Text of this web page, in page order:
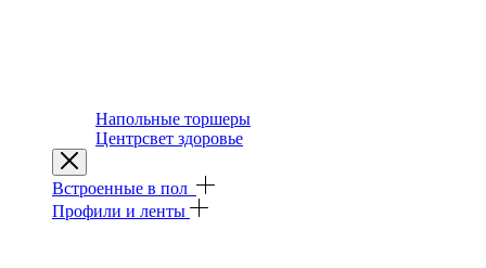
Напольные торшеры
Центрсвет здоровье
Встроенные в пол
Профили и ленты